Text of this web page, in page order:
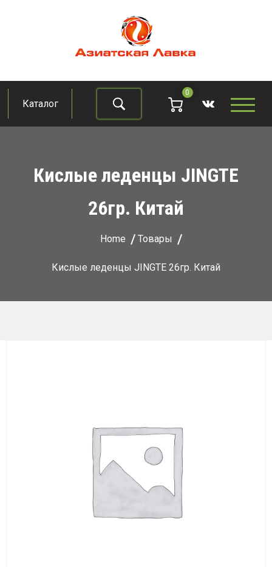
Азиатская лавка
Продукты из восточно-азиатских стран
Каталог
0
Кислые леденцы JINGTE
26гр. Китай
Home Товары
Кислые леденцы JINGTE 26гр. Китай